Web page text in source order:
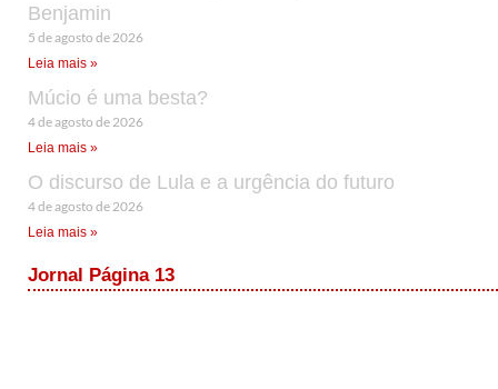
Benjamin
5 de agosto de 2026
Leia mais »
Múcio é uma besta?
4 de agosto de 2026
Leia mais »
O discurso de Lula e a urgência do futuro
4 de agosto de 2026
Leia mais »
Jornal Página 13